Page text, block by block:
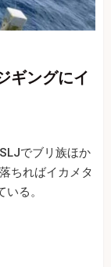
ギングにイ
でブリ族ほか
ちればイカメタ
る。